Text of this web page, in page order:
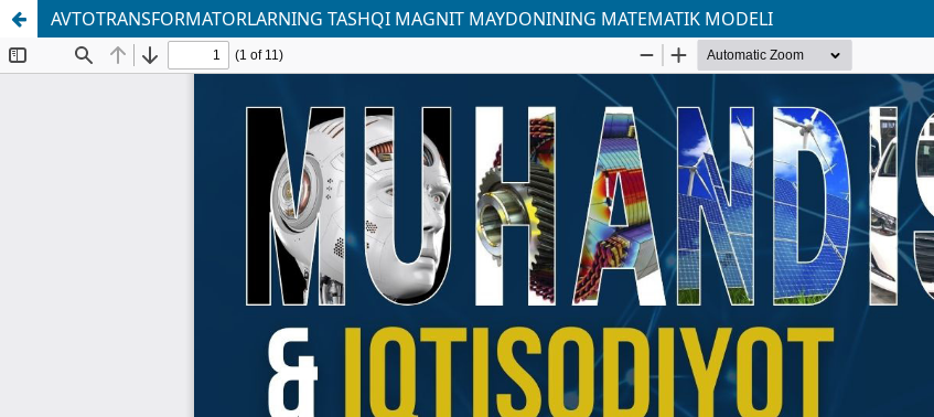
AVTOTRANSFORMATORLARNING TASHQI MAGNIT MAYDONINING MATEMATIK MODELI